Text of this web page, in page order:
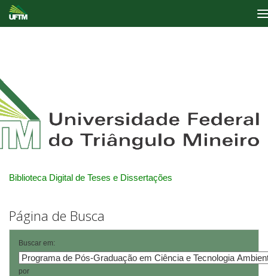
Biblioteca Digital de Teses e Dissertações
Página de Busca
Buscar em:
por